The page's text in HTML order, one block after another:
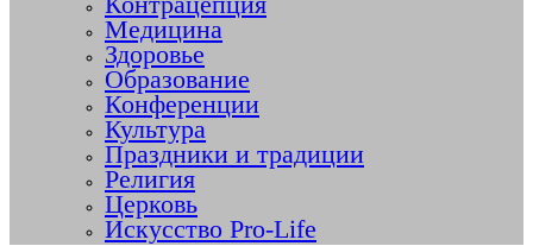
Медицина
Здоровье
Образование
Конференции
Культура
Праздники и традиции
Религия
Церковь
Искусство Pro-Life